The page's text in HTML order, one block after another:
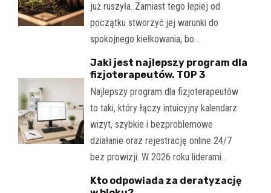
już ruszyła. Zamiast tego lepiej od
początku stworzyć jej warunki do
spokojnego kiełkowania, bo…
Jaki jest najlepszy program dla
fizjoterapeutów. TOP 3
Najlepszy program dla fizjoterapeutów
to taki, który łączy intuicyjny kalendarz
wizyt, szybkie i bezproblemowe
działanie oraz rejestrację online 24/7
bez prowizji. W 2026 roku liderami…
Kto odpowiada za deratyzację